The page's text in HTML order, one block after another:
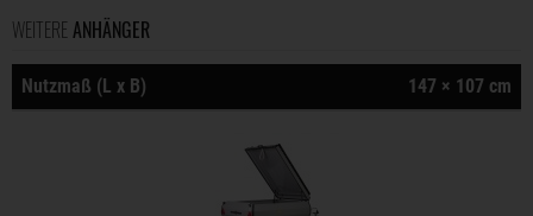
WEITERE ANHÄNGER
Nutzmaß (L x B) 147 × 107 cm